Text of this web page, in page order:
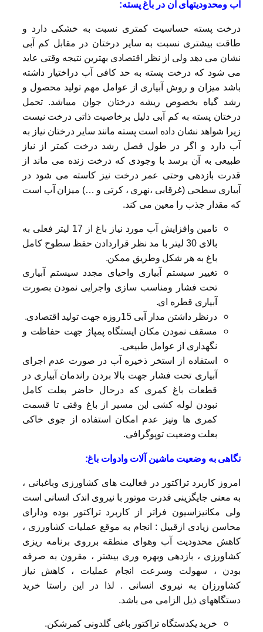
آب ومحدودیتهای آن در باغ پسته:
درخت پسته حساسیت کمتری نسبت به خشکی دارد و
طاقت بیشتری نسبت به سایر درختان در مقابل کم آبی
نشان می دهد ولی از نظر اقتصادی بهترین نتیجه وقتی عاید
می شود که درخت پسته به حد کافی آب دراختیار داشته
باشد میزان و روش آبیاری از عوامل مهم تولید محصول و
رشد گیاه بخصوص ریشه درختان جوان میباشد. تحمل
درختان پسته به کم آبی دلیل برخاصیت ذاتی درخت نیست
زیرا شواهد نشان داده است پسته مانند سایر درختان نیاز به
آب دارد و اگر در طول فصل رشد درخت کمتر از نیاز
طبیعی به آن برسد با وجودی که درخت زنده می ماند از
قدرت بازدهی وحتی عمر درخت نیز کاسته می شود در
آبیاری سطحی (غرقابی ،نهری ، کرتی و …) میزان آب است
که مقدار جذب را معین می کند.
تامین وافزایش آب مورد نیاز باغ از 17 لیتر فعلی به
بالای 30 لیتر با مد نظر قراردادن حفظ سطوح کامل
باغ به هر شکل وطریق ممکن.
تغییر سیستم آبیاری واحیای مجدد سیستم آبیاری
تحت فشار ومناسب سازی واجرایی نمودن بصورت
آبیاری قطره ای.
درنظر داشتن مدار آبی 15روزه جهت تولید اقتصادی.
مسقف نمودن مکان ایستگاه پمپاژ جهت حفاظت و
نگهداری از عوامل طبیعی.
استفاده از استخر ذخیره آب در صورت عدم اجرای
آبیاری تحت فشار جهت بالا بردن راندمان آبیاری در
قطعات باغ کمری که درحال حاضر بعلت کامل
نبودن لوله کشی این مسیر از باغ وقتی تا قسمت
کمری ها ونیز عدم امکان استفاده از جوی خاکی
بعلت وضعیت توپوگرافی.
نگاهی به وضعیت ماشین آلات وادوات باغ:
امروز کاربرد تراکتور در فعالیت های کشاورزی وباغبانی ،
به معنی جایگزینی قدرت موتور با نیروی اندک انسانی است
ولی مکانیزاسیون فراتر از کاربرد تراکتور بوده ودارای
محاسن زیادی ازقبیل : انجام به موقع عملیات کشاورزی ،
کاهش محدودیت آب وهوای منطقه برروی برنامه ریزی
کشاورزی ، بازدهی وبهره وری بیشتر ، مقرون به صرفه
بودن ، سهولت وسرعت انجام عملیات ، کاهش نیاز
کشاورزان به نیروی انسانی . لذا در این راستا خرید
دستگاههای ذیل الزامی می باشد.
خرید یکدستگاه تراکتور باغی گلدونی کمرشکن.